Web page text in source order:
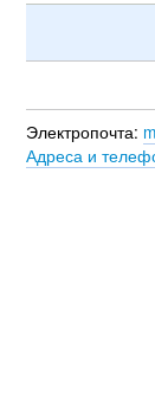
Электропочта:
Адреса и